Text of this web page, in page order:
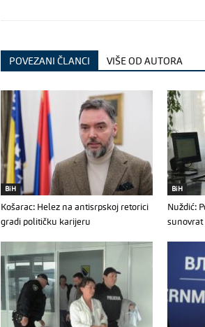
POVEZANI ČLANCI VIŠE OD AUTORA
BiH
Košarac: Helez na antisrpskoj retorici
gradi političku karijeru
BiH
Nuždić:
sunovrat